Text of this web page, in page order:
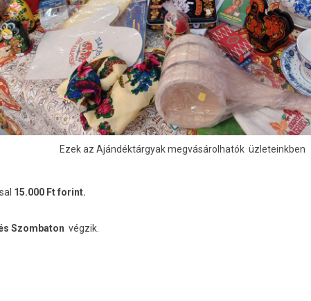
Ezek az Ajándéktárgyak megvásárolhatók üzleteinkben
15.000 Ft forint.
Szombaton végzik.